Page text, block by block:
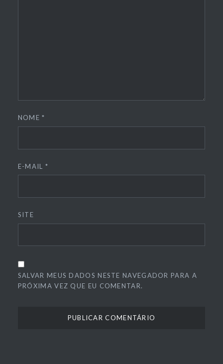
NOME*
E-MAIL *
SITE
SALVAR MEUS DADOS NESTE NAVEGADOR PARA A
PRÓXIMA VEZ QUE EU COMENTAR.